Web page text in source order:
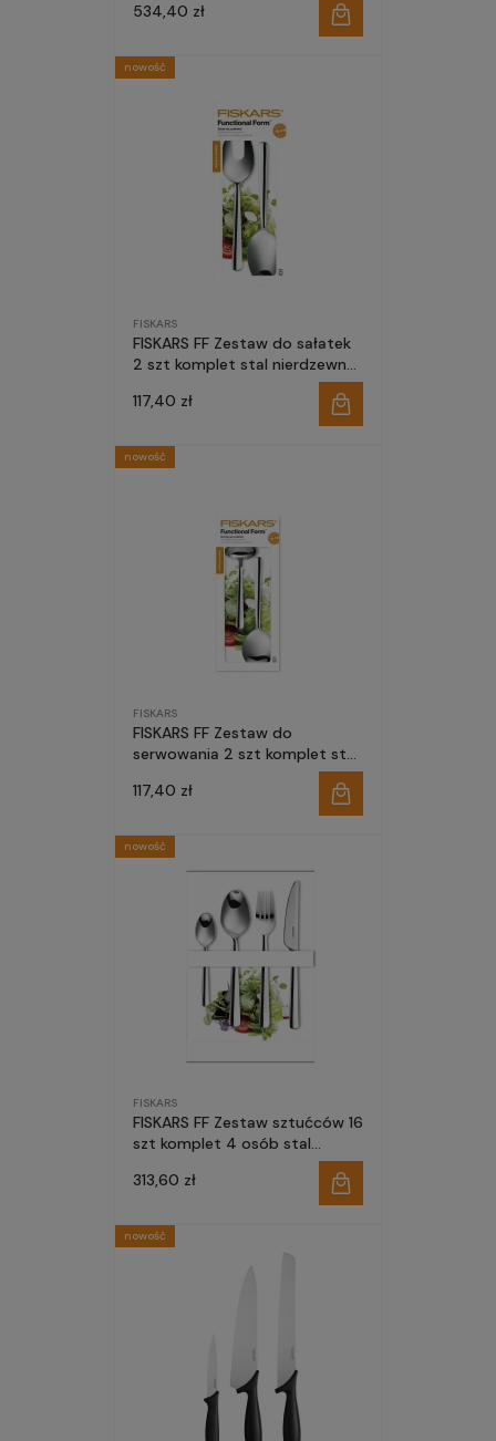
pokrywką
534,40 zł
FISKARS
FISKARS FF Zestaw do sałatek
2 szt komplet stal nierdzewna
117,40 zł
nowość
FISKARS
FISKARS FF Zestaw do
serwowania 2 szt komplet stal
chochla
117,40 zł
nowość
FISKARS
FISKARS FF Zestaw sztućców 16
szt komplet 4 osób stal
nierdzewna błyszczące nóż
313,60 zł
nowość
nowość